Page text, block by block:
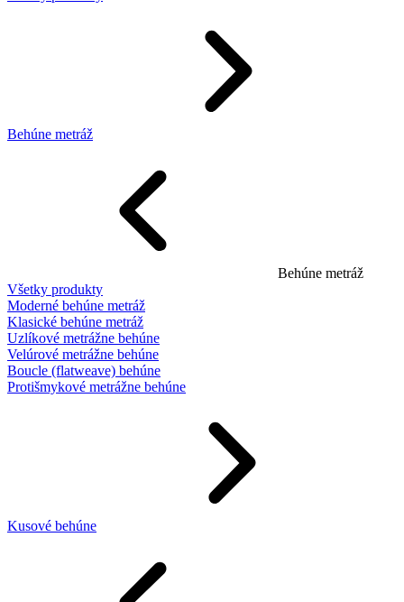
Behúne metráž
Behúne metráž
Všetky produkty
Moderné behúne metráž
Klasické behúne metráž
Uzlíkové metrážne behúne
Velúrové metrážne behúne
Boucle (flatweave) behúne
Protišmykové metrážne behúne
Kusové behúne